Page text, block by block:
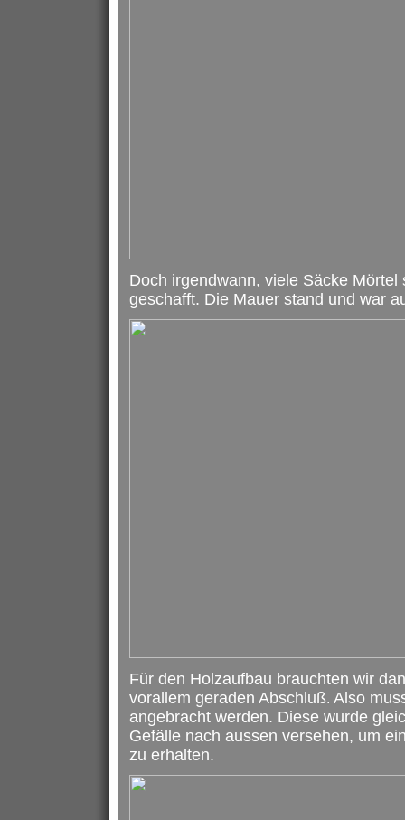
Doch irgendwann, viele Säcke Mörtel
geschafft. Die Mauer stand und war
Für den Holzaufbau brauchten wir
vorallem geraden Abschluß. Also
angebracht werden. Diese wurde
Gefälle nach aussen versehen, um
zu erhalten.